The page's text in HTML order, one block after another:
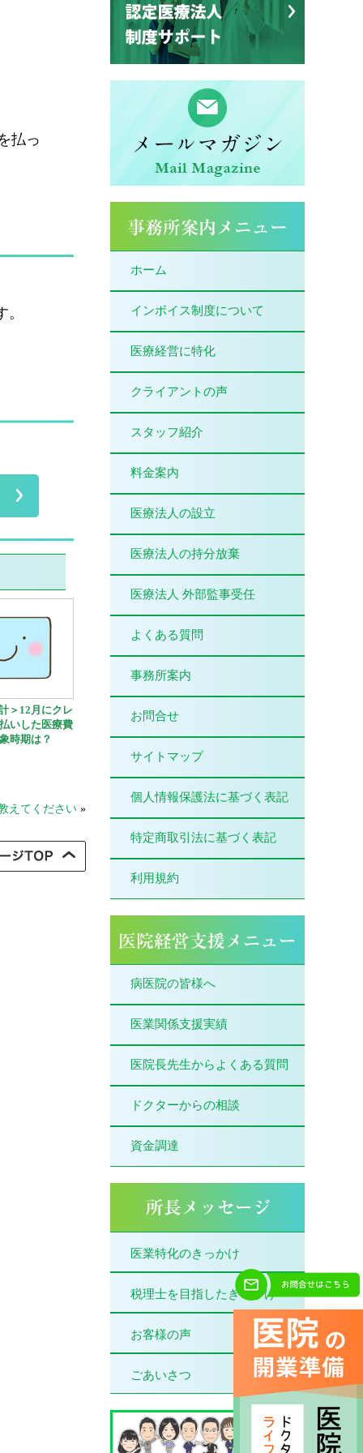
払っ
＞12月にクレ
いした医療費
時期は？
えてください »
ホーム
インボイス制度について
医療経営に特化
クライアントの声
スタッフ紹介
料金案内
医療法人の設立
医療法人の持分放棄
医療法人 外部監事受任
よくある質問
事務所案内
お問合せ
サイトマップ
個人情報保護法に基づく表記
特定商取引法に基づく表記
利用規約
病医院の皆様へ
医業関係支援実績
医院長先生からよくある質問
ドクターからの相談
資金調達
医業特化のきっかけ
税理士を目指したきっかけ
お客様の声
ごあいさつ